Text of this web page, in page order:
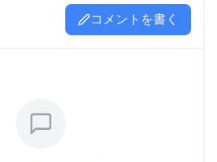
コメントを書く